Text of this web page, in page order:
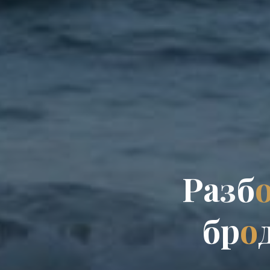
Разб
бро